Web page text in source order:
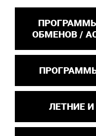
ОБМЕНОВ /
ЛЕТНИЕ